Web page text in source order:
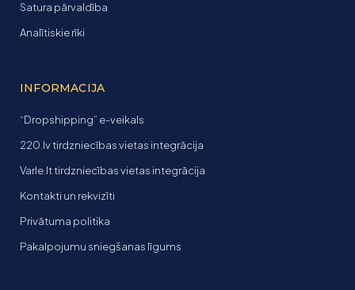
Satura pārvaldība
Analītiskie rīki
INFORMACIJA
“Dropshipping” e-veikals
220.lv tirdzniecības vietas integrācija
Varle.lt tirdzniecības vietas integrācija
Kontakti un rekvizīti
Privātuma politika
Pakalpojumu sniegšanas līgums